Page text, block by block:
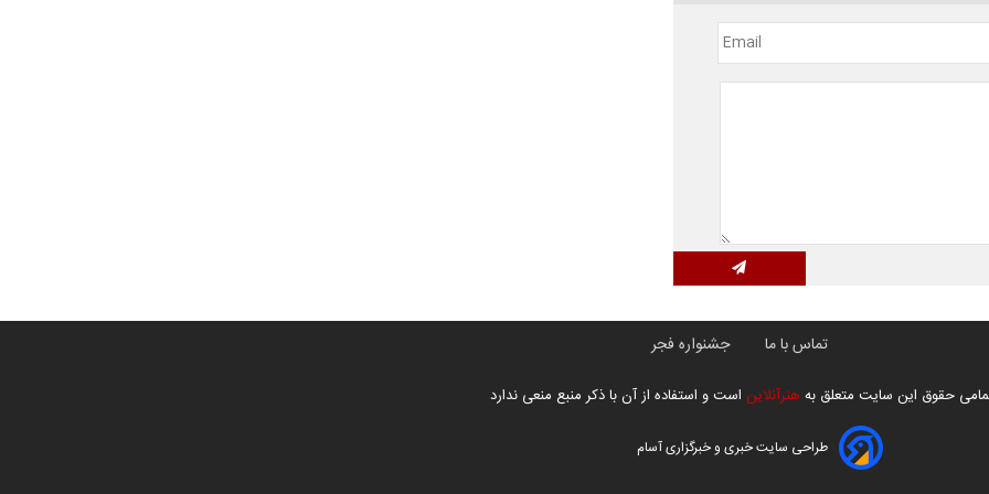
تماس با ما جشنواره فجر
حقوق این سایت متعلق به هنرآنلاین است و استفاده از آن با ذکر منبع منعی ندارد
طراحی سایت خبری و خبرگزاری آسام